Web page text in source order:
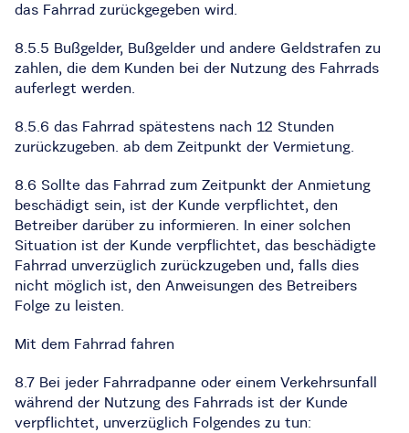
das Fahrrad zurückgegeben wird.
8.5.5 Bußgelder, Bußgelder und andere Geldstrafen zu
zahlen, die dem Kunden bei der Nutzung des Fahrrads
auferlegt werden.
8.5.6 das Fahrrad spätestens nach 12 Stunden
zurückzugeben. ab dem Zeitpunkt der Vermietung.
8.6 Sollte das Fahrrad zum Zeitpunkt der Anmietung
beschädigt sein, ist der Kunde verpflichtet, den
Betreiber darüber zu informieren. In einer solchen
Situation ist der Kunde verpflichtet, das beschädigte
Fahrrad unverzüglich zurückzugeben und, falls dies
nicht möglich ist, den Anweisungen des Betreibers
Folge zu leisten.
Mit dem Fahrrad fahren
8.7 Bei jeder Fahrradpanne oder einem Verkehrsunfall
während der Nutzung des Fahrrads ist der Kunde
verpflichtet, unverzüglich Folgendes zu tun: